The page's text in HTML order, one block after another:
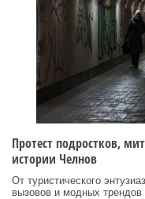
Протест подростков,
истории Челнов
От туристического
вызовов и модных трендов